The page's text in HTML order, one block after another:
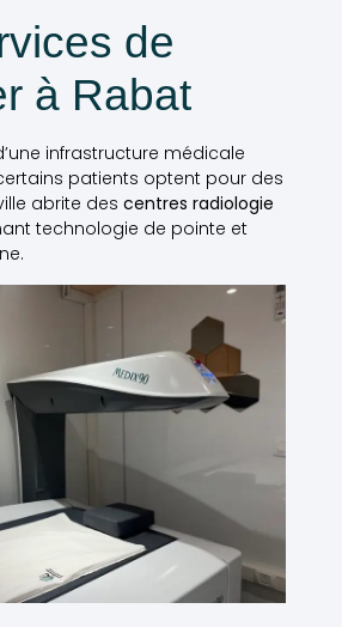
de
à Rabat
infrastructure médicale
patients optent pour des
abrite des centres radiologie
technologie de pointe et